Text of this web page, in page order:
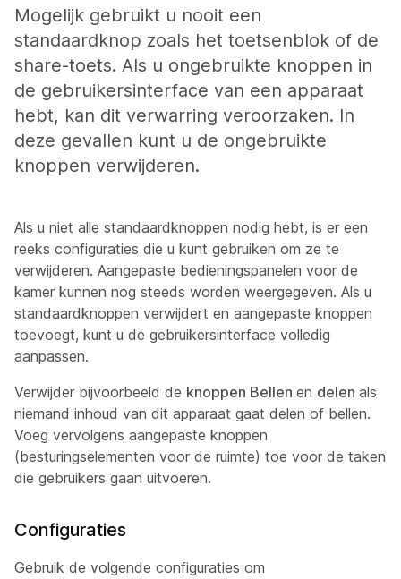
Mogelijk gebruikt u nooit een
standaardknop zoals het toetsenblok of de
share-toets. Als u ongebruikte knoppen in
de gebruikersinterface van een apparaat
hebt, kan dit verwarring veroorzaken. In
deze gevallen kunt u de ongebruikte
knoppen verwijderen.
Als u niet alle standaardknoppen nodig hebt, is er een
reeks configuraties die u kunt gebruiken om ze te
verwijderen. Aangepaste bedieningspanelen voor de
kamer kunnen nog steeds worden weergegeven. Als u
standaardknoppen verwijdert en aangepaste knoppen
toevoegt, kunt u de gebruikersinterface volledig
aanpassen.
Verwijder bijvoorbeeld de knoppen Bellen en delen als
niemand inhoud van dit apparaat gaat delen of bellen.
Voeg vervolgens aangepaste knoppen
(besturingselementen voor de ruimte) toe voor de taken
die gebruikers gaan uitvoeren.
Configuraties
Gebruik de volgende configuraties om